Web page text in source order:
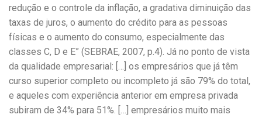
redução e o controle da inflação, a gradativa diminuição das
taxas de juros, o aumento do crédito para as pessoas
físicas e o aumento do consumo, especialmente das
classes C, D e E” (SEBRAE, 2007, p.4). Já no ponto de vista
da qualidade empresarial: […] os empresários que já têm
curso superior completo ou incompleto já são 79% do total,
e aqueles com experiência anterior em empresa privada
subiram de 34% para 51%. […] empresários muito mais